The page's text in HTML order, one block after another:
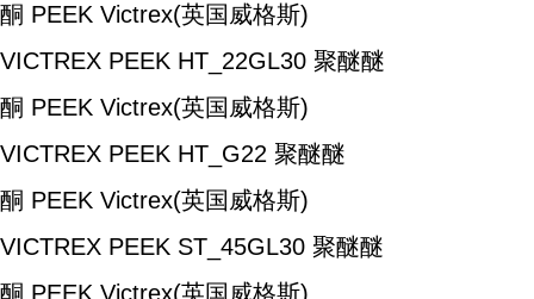
酮 PEEK Victrex(英国威格斯)
VICTREX PEEK HT_22GL30 聚醚醚
酮 PEEK Victrex(英国威格斯)
VICTREX PEEK HT_G22 聚醚醚
酮 PEEK Victrex(英国威格斯)
VICTREX PEEK ST_45GL30 聚醚醚
酮 PEEK Victrex(英国威格斯)